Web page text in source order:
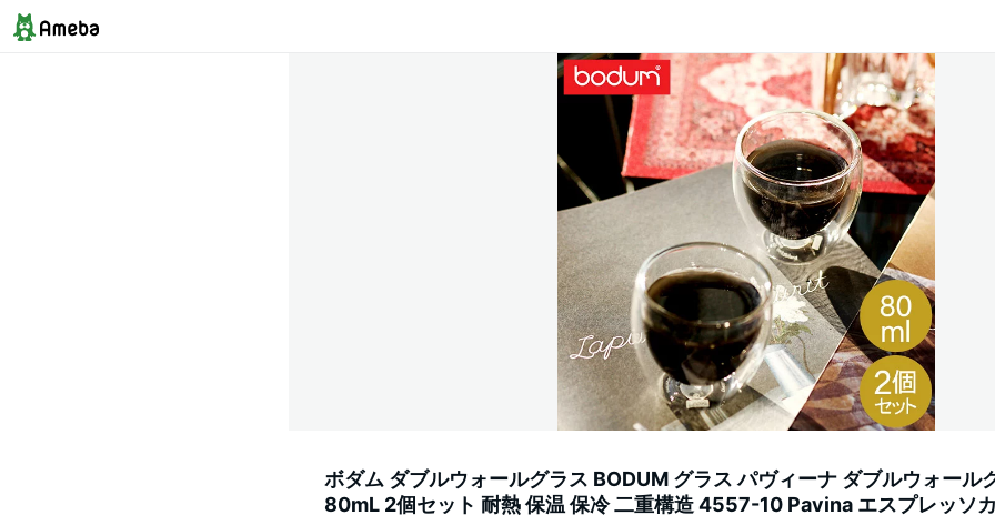
ボダム ダブルウォールグラス BODUM グラス パヴィーナ ダブルウォール
80mL 2個セット 耐熱 保温 保冷 二重構造 4557-10 Pavina エスプレッソ